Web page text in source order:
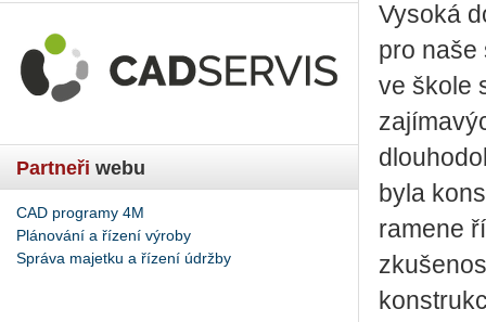
Partneři webu
CAD programy 4M
Plánování a řízení výroby
Správa majetku a řízení údržby
Vysoká
pro naše
ve škole
byla
ramene